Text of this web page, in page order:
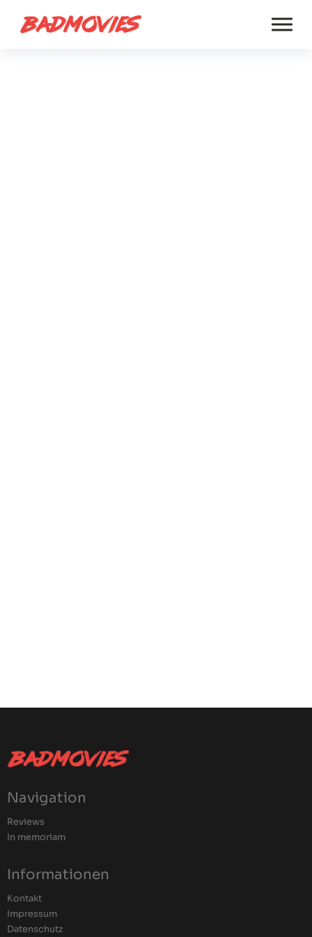
Navigation
Reviews
In memoriam
Informationen
Kontakt
Impressum
Datenschutz